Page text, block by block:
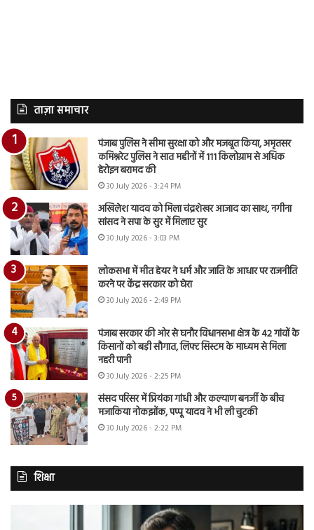
ताज़ा समाचार
पंजाब पुलिस ने सीमा सुरक्षा को और मजबूत किया, अमृतसर
कमिश्नरेट पुलिस ने सात महीनों में 111 किलोग्राम से अधिक
हेरोइन बरामद की
30 July 2026 - 3:24 PM
अखिलेश यादव को मिला चंद्रशेखर आजाद का साथ, नगीना
सांसद ने सपा के सुर में मिलाए सुर
30 July 2026 - 3:03 PM
लोकसभा में मीत हेयर ने धर्म और जाति के आधार पर राजनीति
करने पर केंद्र सरकार को घेरा
30 July 2026 - 2:49 PM
पंजाब सरकार की ओर से घनौर विधानसभा क्षेत्र के 42 गांवों के
किसानों को बड़ी सौगात, लिफ्ट सिस्टम के माध्यम से मिला
नहरी पानी
30 July 2026 - 2:25 PM
संसद परिसर में प्रियंका गांधी और कल्याण बनर्जी के बीच
मजाकिया नोकझोंक, पप्पू यादव ने भी ली चुटकी
30 July 2026 - 2:22 PM
शिक्षा